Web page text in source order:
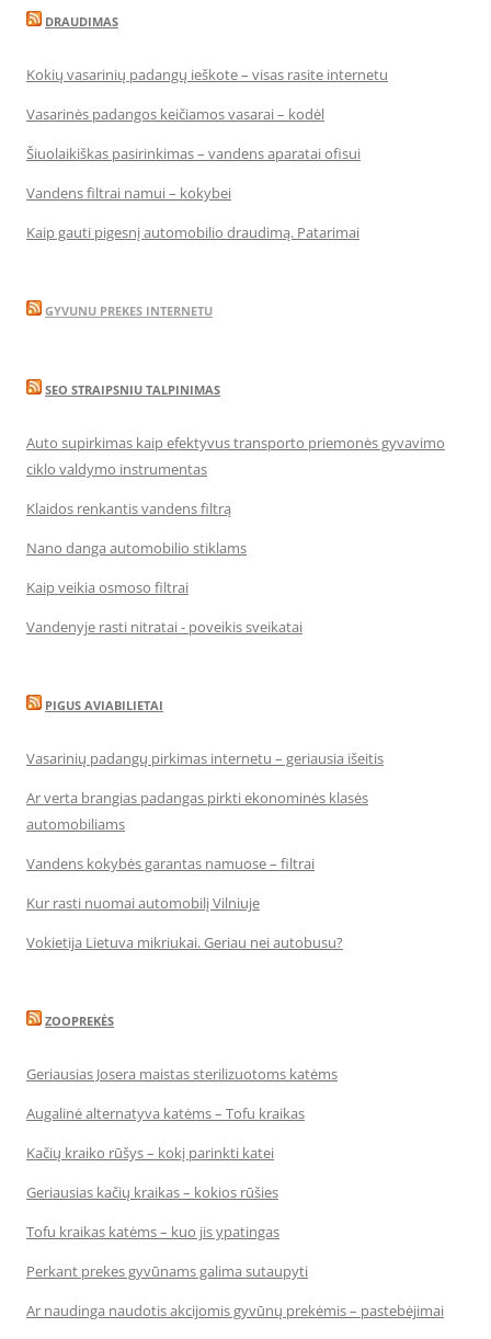
DRAUDIMAS
Kokių vasarinių padangų ieškote – visas rasite internetu
Vasarinės padangos keičiamos vasarai – kodėl
Šiuolaikiškas pasirinkimas – vandens aparatai ofisui
Vandens filtrai namui – kokybei
Kaip gauti pigesnį automobilio draudimą. Patarimai
GYVUNU PREKES INTERNETU
SEO STRAIPSNIU TALPINIMAS
Auto supirkimas kaip efektyvus transporto priemonės gyvavimo
ciklo valdymo instrumentas
Klaidos renkantis vandens filtrą
Nano danga automobilio stiklams
Kaip veikia osmoso filtrai
Vandenyje rasti nitratai - poveikis sveikatai
PIGUS AVIABILIETAI
Vasarinių padangų pirkimas internetu – geriausia išeitis
Ar verta brangias padangas pirkti ekonominės klasės
automobiliams
Vandens kokybės garantas namuose – filtrai
Kur rasti nuomai automobilį Vilniuje
Vokietija Lietuva mikriukai. Geriau nei autobusu?
ZOOPREKĖS
Geriausias Josera maistas sterilizuotoms katėms
Augalinė alternatyva katėms – Tofu kraikas
Kačių kraiko rūšys – kokį parinkti katei
Geriausias kačių kraikas – kokios rūšies
Tofu kraikas katėms – kuo jis ypatingas
Perkant prekes gyvūnams galima sutaupyti
Ar naudinga naudotis akcijomis gyvūnų prekėmis – pastebėjimai